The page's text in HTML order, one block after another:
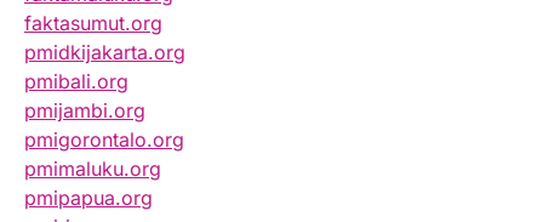
faktasumut.org
pmidkijakarta.org
pmibali.org
pmijambi.org
pmigorontalo.org
pmimaluku.org
pmipapua.org